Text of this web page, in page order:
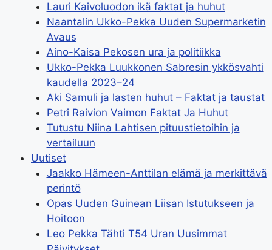
Lauri Kaivoluodon ikä faktat ja huhut
Naantalin Ukko-Pekka Uuden Supermarketin
Avaus
Aino-Kaisa Pekosen ura ja politiikka
Ukko-Pekka Luukkonen Sabresin ykkösvahti
kaudella 2023–24
Aki Samuli ja lasten huhut – Faktat ja taustat
Petri Raivion Vaimon Faktat Ja Huhut
Tutustu Niina Lahtisen pituustietoihin ja
vertailuun
Uutiset
Jaakko Hämeen-Anttilan elämä ja merkittävä
perintö
Opas Uuden Guinean Liisan Istutukseen ja
Hoitoon
Leo Pekka Tähti T54 Uran Uusimmat